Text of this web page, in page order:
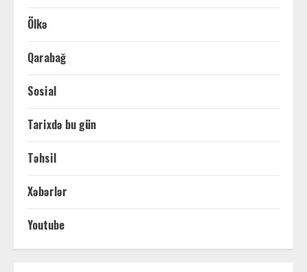
Ölkə
Qarabağ
Sosial
Tarixdə bu gün
Təhsil
Xəbərlər
Youtube